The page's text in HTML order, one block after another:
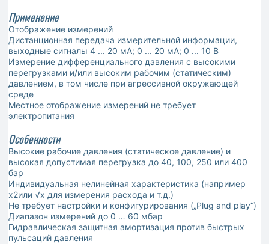
Применение
Отображение измерений
Дистанционная передача измерительной информации,
выходные сигналы 4 ... 20 мA; 0 ... 20 мA; 0 ... 10 В
Измерение дифференциального давления с высокими
перегрузками и/или высоким рабочим (статическим)
давлением, в том числе при агрессивной окружающей
среде
Местное отображение измерений не требует
электропитания
Особенности
Высокие рабочие давления (статическое давление) и
высокая допустимая перегрузка до 40, 100, 250 или 400
бар
Индивидуальная нелинейная характеристика (например
x2или √x для измерения расхода и т.д.)
Не требует настройки и конфигурирования („Plug and play“)
Диапазон измерений до 0 … 60 мбар
Гидравлическая защитная амортизация против быстрых
пульсаций давления